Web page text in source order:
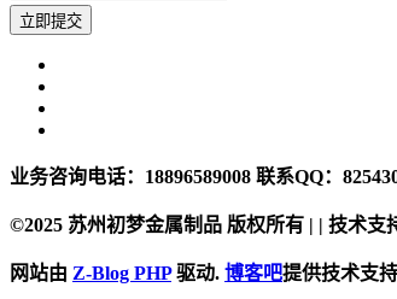
业务咨询电话：18896589008 联系QQ：
©2025 苏州初梦金属制品 版权所有 | | 技术支
网站由 Z-Blog PHP驱动. 博客吧提供技术支